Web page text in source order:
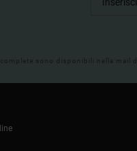
sono disponibili nella mail